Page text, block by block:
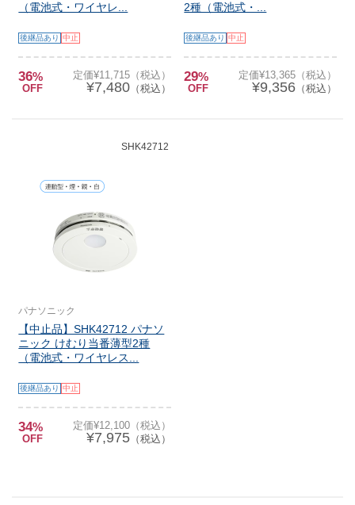
（電池式・ワイヤレ...
後継品あり 中止
36%
OFF
定価¥11,715（税込）
¥7,480（税込）
2種（電池式・...
後継品あり 中止
29%
OFF
定価¥13,365（税込）
¥9,356（税込）
SHK42712
パナソニック
【中止品】SHK42712 パナソ
ニック けむり当番薄型2種
（電池式・ワイヤレス...
後継品あり 中止
34%
OFF
定価¥12,100（税込）
¥7,975（税込）